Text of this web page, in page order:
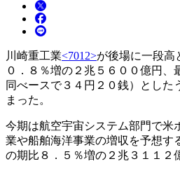
川崎重工業<7012>が後場に一段高
０．８％増の２兆５６００億円
同べースで３４円２０銭）とし
まった。
今期は航空宇宙システム部門で米
業や船舶海洋事業の増収を予想す
の期比８．５％増の２兆３１１２